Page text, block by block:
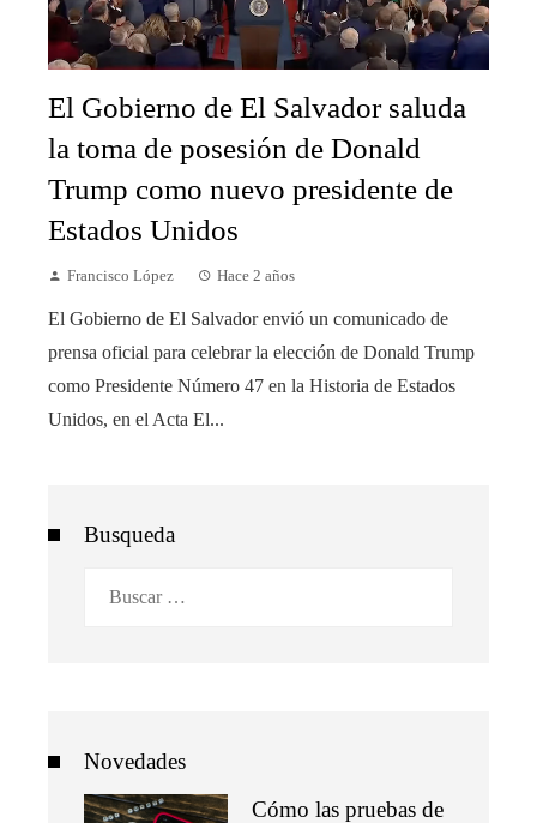
El Gobierno de El Salvador saluda
la toma de posesión de Donald
Trump como nuevo presidente de
Estados Unidos
Francisco López Hace 2 años
El Gobierno de El Salvador envió un comunicado de
prensa oficial para celebrar la elección de Donald Trump
como Presidente Número 47 en la Historia de Estados
Unidos, en el Acta El...
Busqueda
Novedades
Cómo las pruebas de